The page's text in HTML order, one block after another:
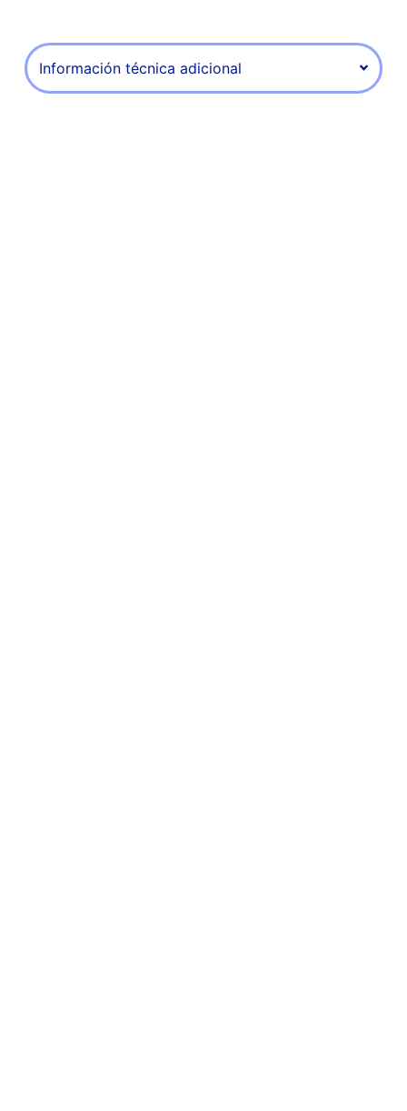
Información técnica adicional